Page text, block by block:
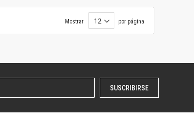
Mostrar por página
SUSCRIBIRSE